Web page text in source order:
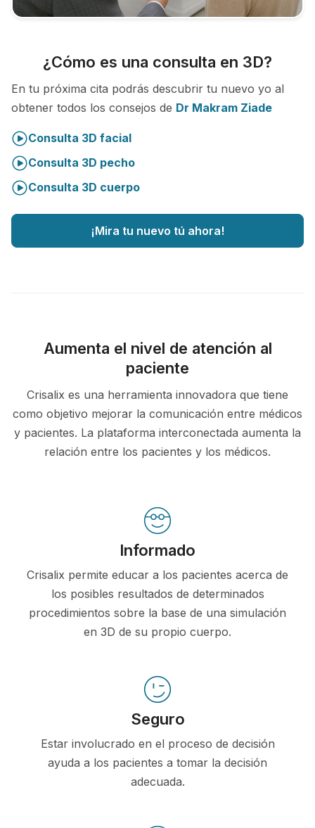
¿Cómo es una consulta en 3D?
En tu próxima cita podrás descubrir tu nuevo yo al
obtener todos los consejos de Dr Makram Ziade
Consulta 3D facial
Consulta 3D pecho
Consulta 3D cuerpo
¡Mira tu nuevo tú ahora!
Aumenta el nivel de atención al
paciente
Crisalix es una herramienta innovadora que tiene
como objetivo mejorar la comunicación entre médicos
y pacientes. La plataforma interconectada aumenta la
relación entre los pacientes y los médicos.
Informado
Crisalix permite educar a los pacientes acerca de
los posibles resultados de determinados
procedimientos sobre la base de una simulación
en 3D de su propio cuerpo.
Seguro
Estar involucrado en el proceso de decisión
ayuda a los pacientes a tomar la decisión
adecuada.